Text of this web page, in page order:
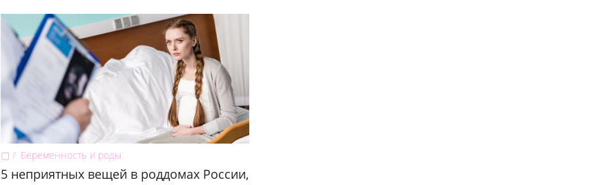
▢ Беременность и роды
5 неприятных вещей в роддомах России,